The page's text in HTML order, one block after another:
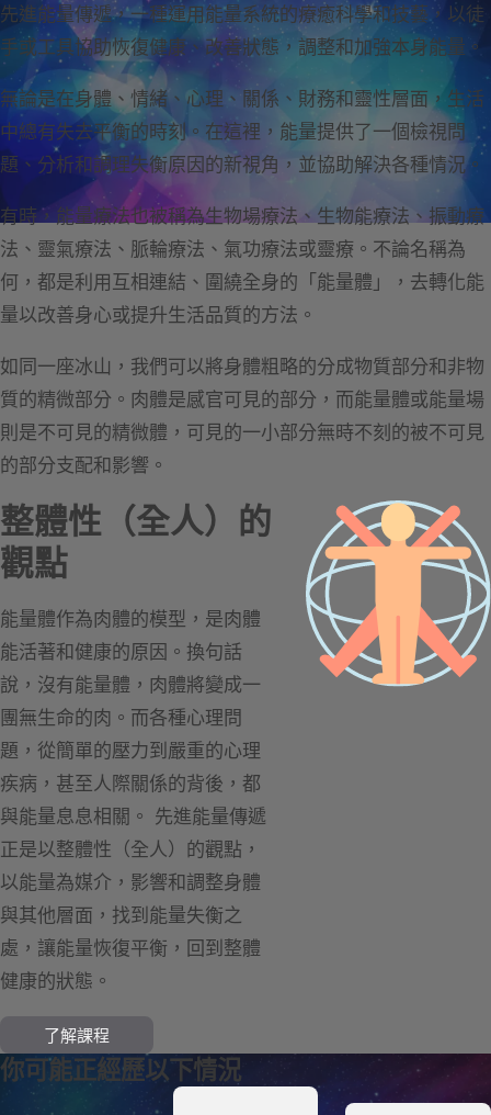
先進能量傳遞，一種運用能量系統的療癒科學和技藝，以徒
手或工具協助恢復健康、改善狀態，調整和加強本身能量。
無論是在身體、情緒、心理、關係、財務和靈性層面，生活
中總有失去平衡的時刻。在這裡，能量提供了一個檢視問
題、分析和調理失衡原因的新視角，並協助解決各種情況。
有時，能量療法也被稱為生物場療法、生物能療法、振動療
法、靈氣療法、脈輪療法、氣功療法或靈療。不論名稱為
何，都是利用互相連結、圍繞全身的「能量體」，去轉化能
量以改善身心或提升生活品質的方法。
如同一座冰山，我們可以將身體粗略的分成物質部分和非物
質的精微部分。肉體是感官可見的部分，而能量體或能量場
則是不可見的精微體，可見的一小部分無時不刻的被不可見
的部分支配和影響。
整體性（全人）的
觀點
能量體作為肉體的模型，是肉體
能活著和健康的原因。換句話
說，沒有能量體，肉體將變成一
團無生命的肉。而各種心理問
題，從簡單的壓力到嚴重的心理
疾病，甚至人際關係的背後，都
與能量息息相關。 先進能量傳遞
正是以整體性（全人）的觀點，
以能量為媒介，影響和調整身體
與其他層面，找到能量失衡之
處，讓能量恢復平衡，回到整體
健康的狀態。
了解課程
你可能正經歷以下情況